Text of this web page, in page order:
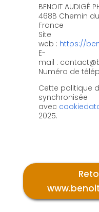
BENOIT AUDIGÉ
468B Chemin du
France
Site
web : https://
E-
mail :
Numéro de
Cette politique
synchronisée
avec
2025.